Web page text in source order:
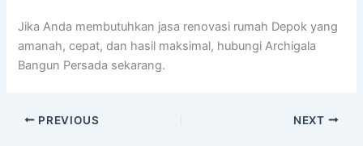
Jika Anda membutuhkan jasa renovasi rumah Depok yang
amanah, cepat, dan hasil maksimal, hubungi Archigala
Bangun Persada sekarang.
PREVIOUS NEXT